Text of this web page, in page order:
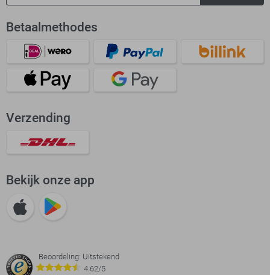
Betaalmethodes
Verzending
Bekijk onze app
Beoordeling: Uitstekend
4.62/5